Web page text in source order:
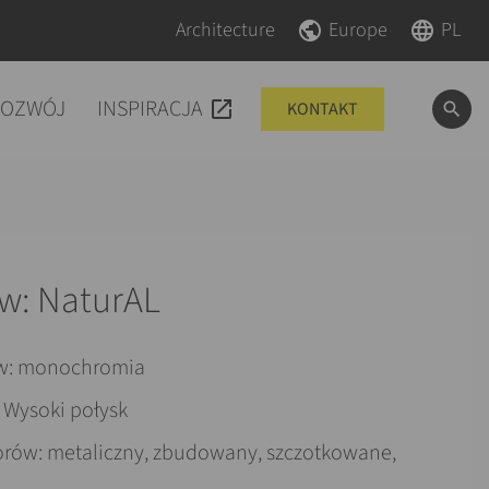
Pomiń nawigacje
Architecture Pomiń nawigacje Europe PL
INSPIRACJA KONTAKT
NaturAL
monochromia
połysk
metaliczny, zbudowany, szczotkowane,